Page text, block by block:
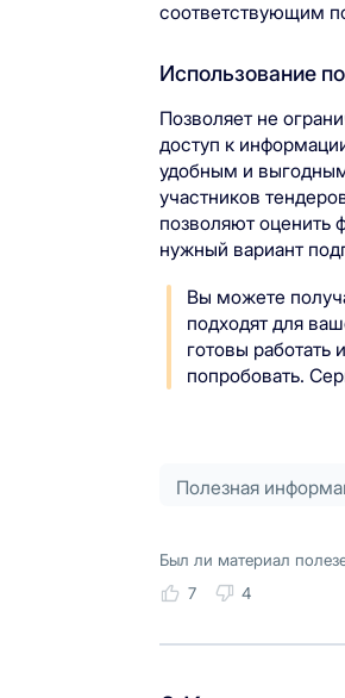
соответствующим
Использование
Позволяет не
доступ к
удобным и
участников
позволяют оценить
нужный вариант
Вы можете
подходят для
готовы
попробовать.
Полезная
Был ли материал
7
4